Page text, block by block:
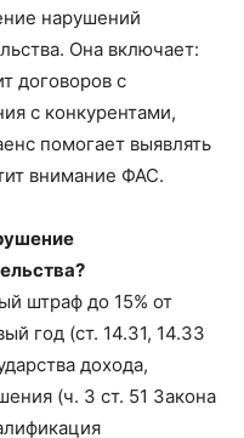
нарушений
Она включает:
договоров с
с конкурентами,
помогает выявлять
внимание ФАС.
штраф до 15% от
год (ст. 14.31, 14.33
дохода,
(ч. 3 ст. 51 Закона